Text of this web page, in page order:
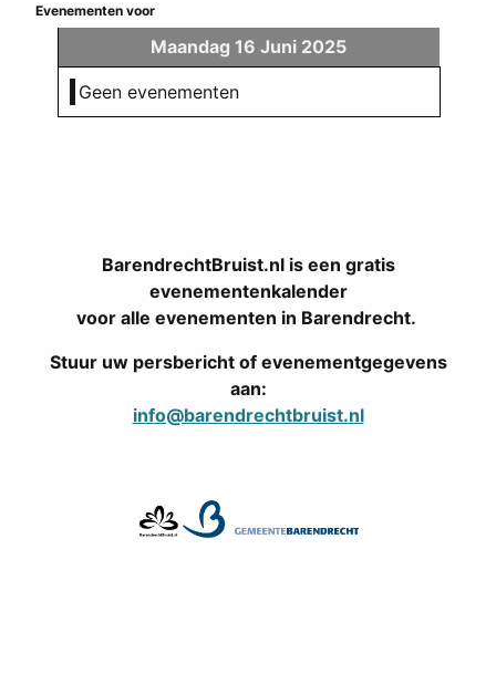
Evenementen voor
Maandag 16 Juni 2025
Geen evenementen
BarendrechtBruist.nl is een gratis
evenementenkalender
voor alle evenementen in Barendrecht.
Stuur uw persbericht of evenementgegevens
aan:
info@barendrechtbruist.nl